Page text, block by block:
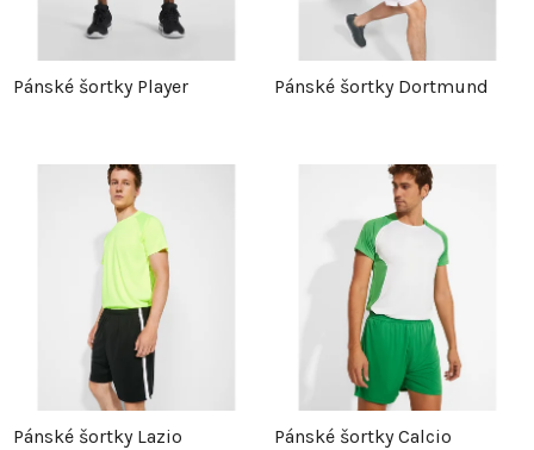
Pánské šortky Player Pánské šortky Dortmund
Pánské šortky Lazio Pánské šortky Calcio